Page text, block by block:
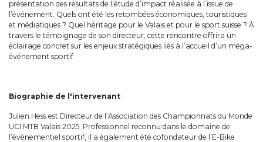
présentation des résultats de l’étude d’impact réalisée à l’issue de
l’événement. Quels ont été les retombées économiques, touristiques
et médiatiques ? Quel héritage pour le Valais et pour le sport suisse ? À
travers le témoignage de son directeur, cette rencontre offrira un
éclairage concret sur les enjeux stratégiques liés à l’accueil d’un méga-
événement sportif.
Biographie de l'intervenant
Julien Hess est Directeur de l’Association des Championnats du Monde
UCI MTB Valais 2025. Professionnel reconnu dans le domaine de
l’événementiel sportif, il a également été cofondateur de l’E-Bike